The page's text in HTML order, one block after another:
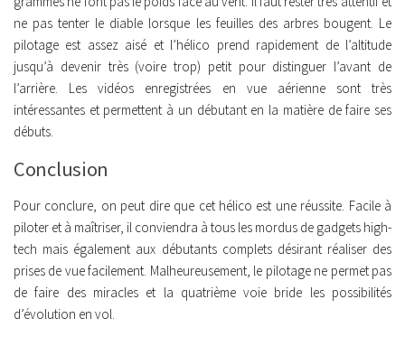
ne pas tenter le diable lorsque les feuilles des arbres bougent. Le
pilotage est assez aisé et l’hélico prend rapidement de l’altitude
jusqu’à devenir très (voire trop) petit pour distinguer l’avant de
l’arrière. Les vidéos enregistrées en vue aérienne sont très
intéressantes et permettent à un débutant en la matière de faire ses
débuts.
Conclusion
Pour conclure, on peut dire que cet hélico est une réussite. Facile à
piloter et à maîtriser, il conviendra à tous les mordus de gadgets high-
tech mais également aux débutants complets désirant réaliser des
prises de vue facilement. Malheureusement, le pilotage ne permet pas
de faire des miracles et la quatrième voie bride les possibilités
d’évolution en vol.